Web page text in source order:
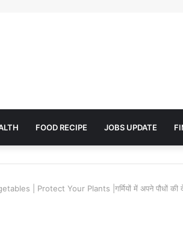
FOOD RECIPE JOBS UPDATE
| Protect Your Plants |गर्मियों में अपने पौधों की